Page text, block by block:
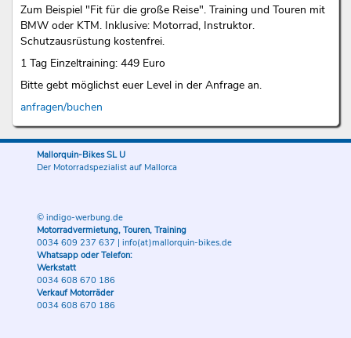
Zum Beispiel "Fit für die große Reise". Training und Touren mit
BMW oder KTM. Inklusive: Motorrad, Instruktor.
Schutzausrüstung kostenfrei.
1 Tag Einzeltraining: 449 Euro
Bitte gebt möglichst euer Level in der Anfrage an.
anfragen/buchen
Mallorquin-Bikes SL U
Der Motorradspezialist auf Mallorca
© indigo-werbung.de
Motorradvermietung, Touren, Training
0034 609 237 637 | info(at)mallorquin-bikes.de
Whatsapp oder Telefon:
Werkstatt
0034 608 670 186
Verkauf Motorräder
0034 608 670 186